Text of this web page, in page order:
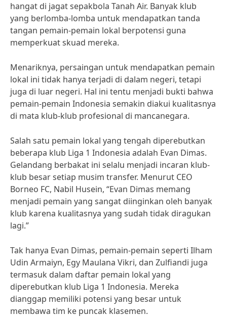
hangat di jagat sepakbola Tanah Air. Banyak klub
yang berlomba-lomba untuk mendapatkan tanda
tangan pemain-pemain lokal berpotensi guna
memperkuat skuad mereka.
Menariknya, persaingan untuk mendapatkan pemain
lokal ini tidak hanya terjadi di dalam negeri, tetapi
juga di luar negeri. Hal ini tentu menjadi bukti bahwa
pemain-pemain Indonesia semakin diakui kualitasnya
di mata klub-klub profesional di mancanegara.
Salah satu pemain lokal yang tengah diperebutkan
beberapa klub Liga 1 Indonesia adalah Evan Dimas.
Gelandang berbakat ini selalu menjadi incaran klub-
klub besar setiap musim transfer. Menurut CEO
Borneo FC, Nabil Husein, “Evan Dimas memang
menjadi pemain yang sangat diinginkan oleh banyak
klub karena kualitasnya yang sudah tidak diragukan
lagi.”
Tak hanya Evan Dimas, pemain-pemain seperti Ilham
Udin Armaiyn, Egy Maulana Vikri, dan Zulfiandi juga
termasuk dalam daftar pemain lokal yang
diperebutkan klub Liga 1 Indonesia. Mereka
dianggap memiliki potensi yang besar untuk
membawa tim ke puncak klasemen.